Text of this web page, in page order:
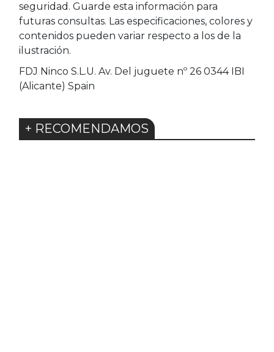
seguridad. Guarde esta información para
futuras consultas. Las especificaciones, colores y
contenidos pueden variar respecto a los de la
ilustración.
FDJ Ninco S.L.U. Av. Del juguete nº 26 0344 IBI
(Alicante) Spain
+ RECOMENDAMOS